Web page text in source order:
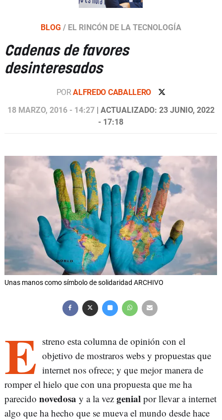
BLOG / EL RINCÓN DE LA TECNOLOGÍA
Cadenas de favores
desinteresados
PORALFREDO CABALLERO
18 MARZO, 2016 - 14:27| ACTUALIZADO: 23 JUNIO, 2022
- 17:18
Unas manos como símbolo de solidaridad ARCHIVO
E streno esta columna de opinión con el
objetivo de mostraros webs y propuestas que
internet nos ofrece; y que mejor manera de
romper el hielo que con una propuesta que me ha
parecido novedosa y a la vez genial por llevar a internet
algo que ha hecho que se mueva el mundo desde hace